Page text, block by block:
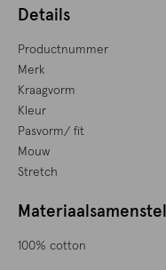
Details
Productnummer
Merk
Kraagvorm
Kleur
Pasvorm/ fit
Mouw
Stretch
100% cotton